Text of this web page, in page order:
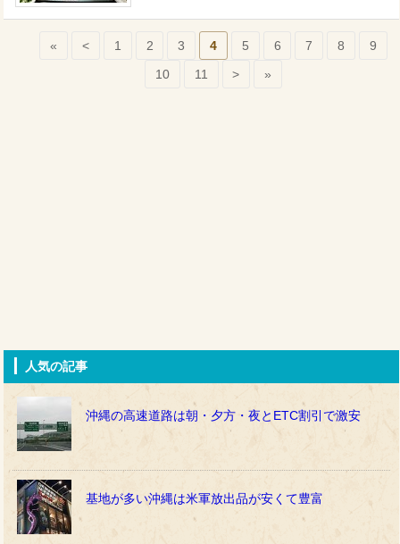
« < 1 2 3 4 5 6 7 8 9
10 11 > »
人気の記事
沖縄の高速道路は朝・夕方・夜とETC割引で激安
基地が多い沖縄は米軍放出品が安くて豊富